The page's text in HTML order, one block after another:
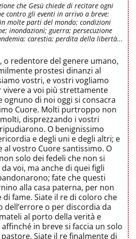
che Gesù chiede di recitare ogni
contro gli eventi in arrivo a breve:
molte parti del mondo; condizioni
inondazioni; guerra; persecuzione
carestia; perdita della libertà...
o redentore del genere umano,
prostesi dinanzi al
vostri, e vostri vogliamo
vivere a voi più strettamente
ognuno di noi oggi si consacra
Cuore. Molti purtroppo non
disprezzando i vostri
O benignissimo
e degli uni e degli altri; e
vostro Cuore santissimo. O
solo dei fedeli che non si
voi, ma anche di quei figli
fate che questi
alla casa paterna, per non
fame. Siate il re di coloro che
dell’errore o per discordia da
al porto della verità e
affinché in breve si faccia un solo
Siate il re finalmente di